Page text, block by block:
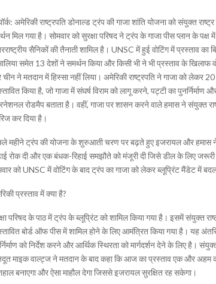
अमेरिकी राष्ट्रपति डोनाल्ड ट्रंप की गाजा शांति योजना को संयुक्त राष्ट्र
मिल गया है। सोमवार को सुरक्षा परिषद ने ट्रंप के गाजा पीस प्लान के पक्ष
सैनिकों की तैनाती शामिल है। UNSC में हुई वोटिंग में प्रस्ताव का
समेत 13 देशों ने समर्थन किया और किसी भी ने भी प्रस्ताव के खिलाफ
ने मतदान में हिस्सा नहीं लिया। अमेरिकी राष्ट्रपति ने गाजा को लेकर
किया है, जो गाजा में संघर्ष विराम को लागू करने, पट्टी का पुनर्निर्माण
रोडमैप बताता है। वहीं, गाजा पर शासन करने वाले हमास ने संयुक्त
कर दिया है।
महीने ट्रंप की योजना के शुरुआती चरण पर बढ़ते हुए इजरायल और हमास ने
रोक दी और एक बंधक-रिहाई समझौते को मंजूरी दी जिसे डील के लिए जरूरी
को UNSC में वोटिंग के बाद ट्रंप का गाजा को लेकर ब्लूप्रिंट मैंडेट में
प्रस्ताव में क्या है?
परिषद के पाठ में ट्रंप के ब्लूप्रिंट को शामिल किया गया है। इसमें संयुक्त
बोर्ड ऑफ पीस में शामिल होने के लिए आमंत्रित किया गया है। यह
को निर्देश करने और आर्थिक स्थिरता को मार्गदर्शन देने के लिए है।
माइक वाल्ट्ज ने मतदान के बाद कहा कि आज का प्रस्ताव एक और अहम
बनाएगा और ऐसा माहौल देगा जिससे इजरायल सुरक्षित रह सकेगा।